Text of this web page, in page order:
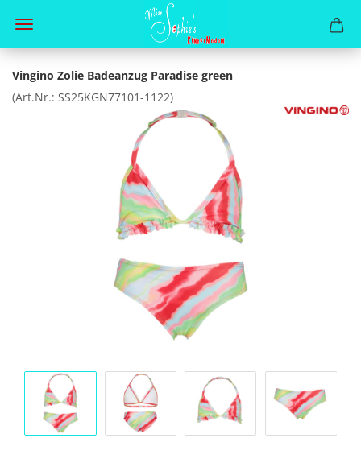
Vingino Zolie Badeanzug Paradise green
(Art.Nr.: SS25KGN77101-1122)